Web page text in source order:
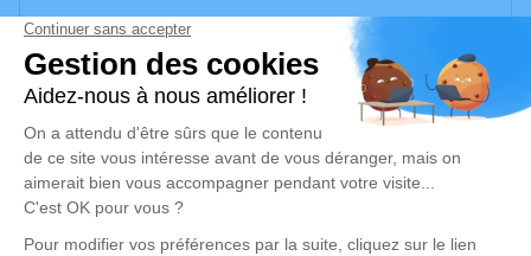
La cérémonie se déroulera le lundi 23 février 2026 à
10h00 à l’adresse suivante : Crématorium du Grand
Guéret - Avec Cérémonie - Route de Guéret - 23380
Ajain.
Nous vous invitons à utiliser cet espace pour laisser
vos condoléances, partager des photos souvenirs, une
anecdote ou exprimer vos pensées à travers des
poèmes ou des textes. Cet endroit est un lieu
d'expression dédié à honorer la mémoire de Richard